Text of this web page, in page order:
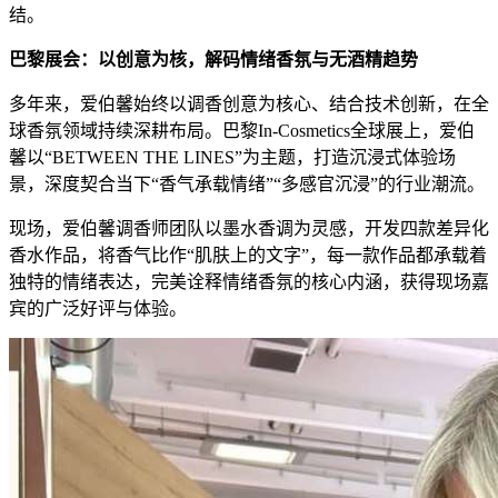
结。
巴黎展会：以创意为核，解码情绪香氛与无酒精趋势
多年来，爱伯馨始终以调香创意为核心、结合技术创新，在全
球香氛领域持续深耕布局。巴黎In-Cosmetics全球展上，爱伯
馨以“BETWEEN THE LINES”为主题，打造沉浸式体验场
景，深度契合当下“香气承载情绪”“多感官沉浸”的行业潮流。
现场，爱伯馨调香师团队以墨水香调为灵感，开发四款差异化
香水作品，将香气比作“肌肤上的文字”，每一款作品都承载着
独特的情绪表达，完美诠释情绪香氛的核心内涵，获得现场嘉
宾的广泛好评与体验。